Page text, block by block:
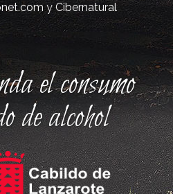
yCibernatural
el consumo
de alcohol